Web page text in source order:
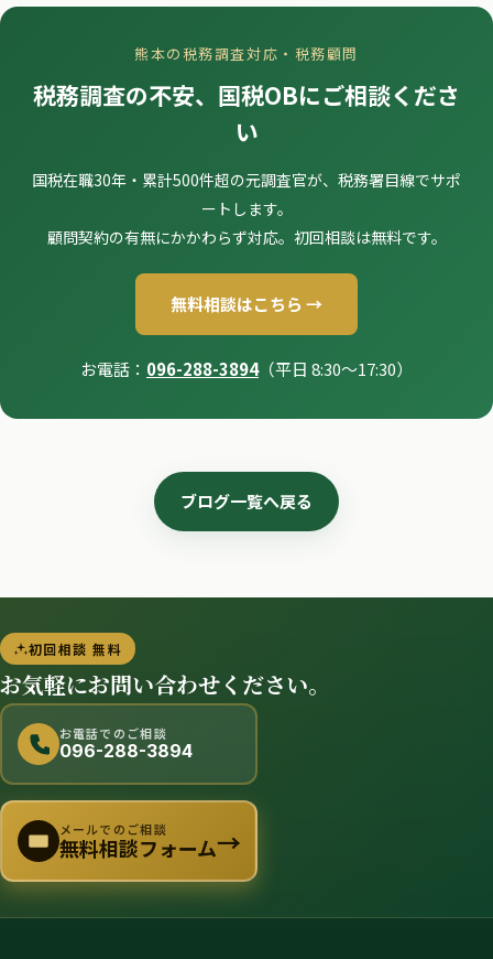
熊本の税務調査対応・税務顧問
税務調査の不安、国税OBにご相談くださ
い
国税在職30年・累計500件超の元調査官が、税務署目線でサポ
ートします。
顧問契約の有無にかかわらず対応。初回相談は無料です。
無料相談はこちら →
お電話： 096-288-3894（平日 8:30〜17:30）
ブログ一覧へ戻る
初回相談 無料
お気軽にお問い合わせください。
お電話でのご相談
096-288-3894
メールでのご相談
無料相談フォーム→